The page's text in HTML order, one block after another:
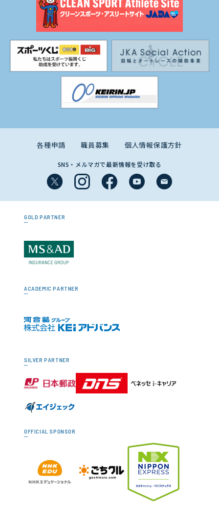
各種申請 職員募集 個人情報保護方針
SNS・メルマガで最新情報を受け取る
GOLD PARTNER
ACADEMIC PARTNER
SILVER PARTNER
OFFICIAL SPONSOR